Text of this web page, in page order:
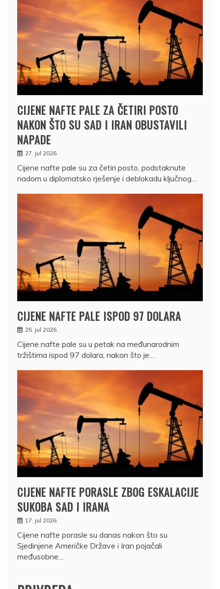
CIJENE NAFTE PALE ZA ČETIRI POSTO
NAKON ŠTO SU SAD I IRAN OBUSTAVILI
NAPADE
27. jul 2026.
Cijene nafte pale su za četiri posto, podstaknute
nadom u diplomatsko rješenje i deblokadu ključnog…
CIJENE NAFTE PALE ISPOD 97 DOLARA
25. jul 2026.
Cijene nafte pale su u petak na međunarodnim
tržištima ispod 97 dolara, nakon što je…
CIJENE NAFTE PORASLE ZBOG ESKALACIJE
SUKOBA SAD I IRANA
17. jul 2026.
Cijene nafte porasle su danas nakon što su
Sjedinjene Američke Države i Iran pojačali
međusobne…